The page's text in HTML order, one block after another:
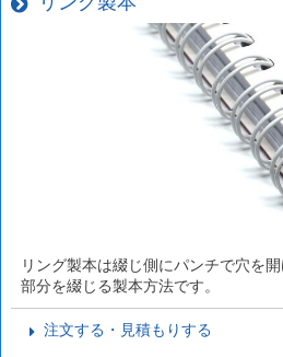
リング製本は綴じ側にパンチで穴を
部分を綴じる製本方法です。
注文する・見積もりする